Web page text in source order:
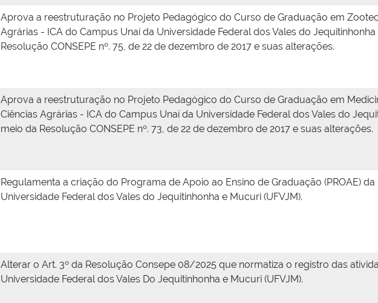
Aprova a reestruturação no Projeto Pedagógico do Curso de Graduação em
Agrárias - ICA do Campus Unaí da Universidade Federal dos Vales do
Resolução CONSEPE nº. 75, de 22 de dezembro de 2017 e suas alterações.
Aprova a reestruturação no Projeto Pedagógico do Curso de Graduação em
Ciências Agrárias - ICA do Campus Unaí da Universidade Federal dos Vales do
meio da Resolução CONSEPE nº. 73, de 22 de dezembro de 2017 e suas alterações.
Regulamenta a criação do Programa de Apoio ao Ensino de Graduação (PROAE)
Universidade Federal dos Vales do Jequitinhonha e Mucuri (UFVJM).
Alterar o Art. 3º da Resolução Consepe 08/2025 que normatiza o registro das
Universidade Federal dos Vales Do Jequitinhonha e Mucuri (UFVJM).